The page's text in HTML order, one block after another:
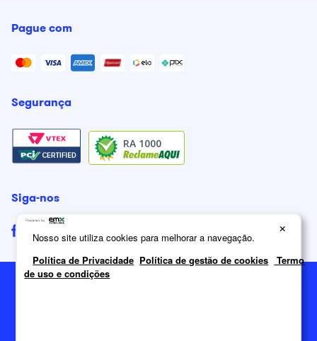
Pague com
Segurança
RA 1000
Siga-nos
×
Nosso site utiliza cookies para melhorar a navegação.
Política de Privacidade Política de gestão de cookies
Termo
de uso e condições